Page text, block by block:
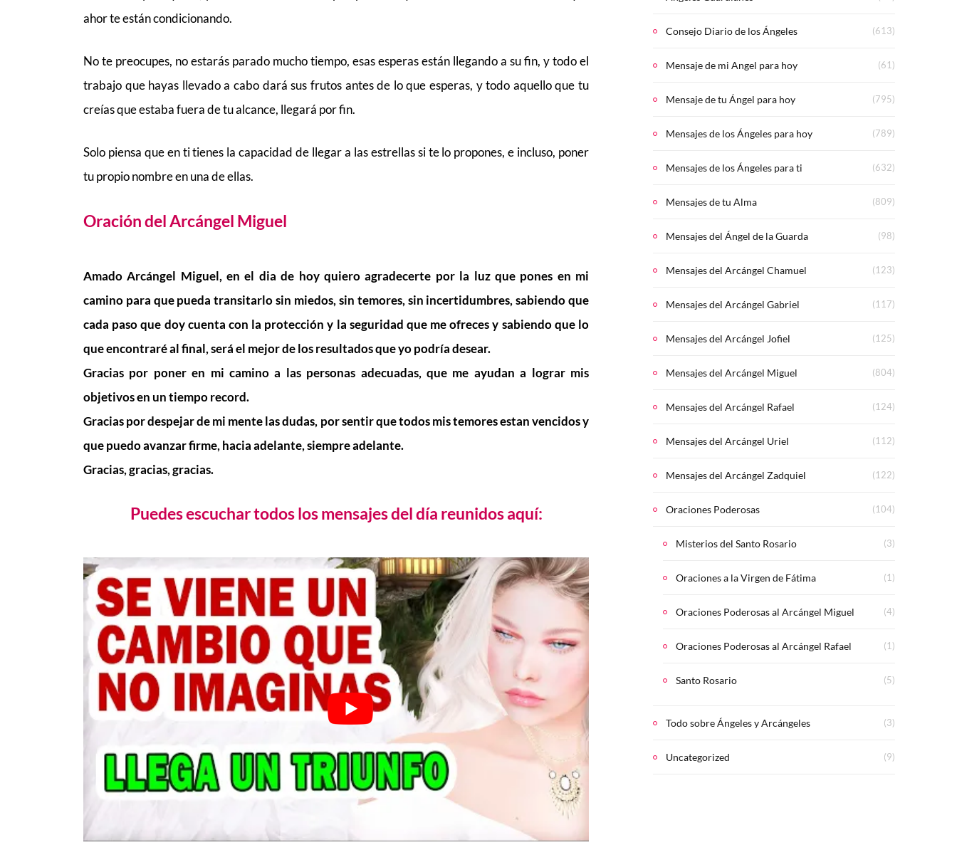
ahor te están condicionando.
No te preocupes, no estarás parado mucho tiempo, esas esperas están llegando a su fin, y todo el
trabajo que hayas llevado a cabo dará sus frutos antes de lo que esperas, y todo aquello que tu
creías que estaba fuera de tu alcance, llegará por fin.
Solo piensa que en ti tienes la capacidad de llegar a las estrellas si te lo propones, e incluso, poner
tu propio nombre en una de ellas.
Oración del Arcángel Miguel
Amado Arcángel Miguel, en el dia de hoy quiero agradecerte por la luz que pones en mi
camino para que pueda transitarlo sin miedos, sin temores, sin incertidumbres, sabiendo que
cada paso que doy cuenta con la protección y la seguridad que me ofreces y sabiendo que lo
que encontraré al final, será el mejor de los resultados que yo podría desear.
Gracias por poner en mi camino a las personas adecuadas, que me ayudan a lograr mis
objetivos en un tiempo record.
Gracias por despejar de mi mente las dudas, por sentir que todos mis temores estan vencidos y
que puedo avanzar firme, hacia adelante, siempre adelante.
Gracias, gracias, gracias.
Puedes escuchar todos los mensajes del día reunidos aquí:
Consejo Diario de los Ángeles (613)
Mensaje de mi Angel para hoy (61)
Mensaje de tu Ángel para hoy (795)
Mensajes de los Ángeles para hoy (789)
Mensajes de los Ángeles para ti (632)
Mensajes de tu Alma (809)
Mensajes del Ángel de la Guarda (98)
Mensajes del Arcángel Chamuel (123)
Mensajes del Arcángel Gabriel (117)
Mensajes del Arcángel Jofiel (125)
Mensajes del Arcángel Miguel (804)
Mensajes del Arcángel Rafael (124)
Mensajes del Arcángel Uriel (112)
Mensajes del Arcángel Zadquiel (122)
Oraciones Poderosas (104)
Misterios del Santo Rosario (3)
Oraciones a la Virgen de Fátima (1)
Oraciones Poderosas al Arcángel Miguel (4)
Oraciones Poderosas al Arcángel Rafael (1)
Santo Rosario (5)
Todo sobre Ángeles y Arcángeles (3)
Uncategorized (9)